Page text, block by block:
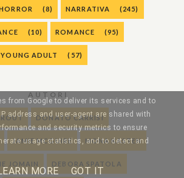
(8) NARRATIVA (245)
(10) ROMANCE (95)
YOUNG ADULT (57)
AUTORI
DONATO CARRISI
JAMIE MCGUIRE MONA KASTEN
JOMAIN DEBORA SPATOLA
from Google to deliver its services and to
address and user-agent are shared with
and security metrics to ensure
usage statistics, and to detect and
MORE GOT IT